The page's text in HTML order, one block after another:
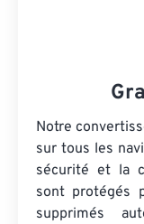
Notre
sur tous les
sécurité et la
sont protégés
supprimés